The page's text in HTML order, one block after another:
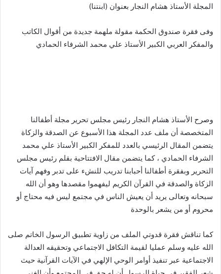
المجلة الأستاذ هشام النجار بعنوان (ابنتنا)
وفى فقرة صندوق الحكمة مقولة ملهمة جديدة من أقوال الكاتب
والمفكر العربي الكبير الأستاذ علي محمد الشرفاء الحمادي
وصرح الأستاذ هشام النجار رئيس مجلس تحرير مجلة أطفالنا
المتخصصة أن ملف عدد المجلة هذا الأسبوع عن الصدقة والزكاة
يتضمن المقال الرئيسي بالعدد للمفكر الكبير الأستاذ علي محمد
الشرفاء الحمادي ، كما يتضمن مقال الافتتاحية بقلم رئيس مجلس
التحرير وبفقرة أطفالنا أحبابنا تدريب للنشء على تدبر وفهم آيات
الزكاة والصدقة في القرآن الكريم ليفهموا مقصدها وهو أن الله
سبحانه وتعالى يريد أن يعيش الناس في مجتمع ليس فيه محتاج أو
محروم أو من يشعر بالوحدة
كما تناقش فقرة قدوتي الملف من زاوية تطبيق الرسول الخاتم صلى
الله عليه وسلم عمليا لقيمة التكافل الاجتماعي وتحقيقه العدالة
الاجتماعية عبر تنفيذ أوامر الوحي الإلهي في الآيات القرآنية حيث